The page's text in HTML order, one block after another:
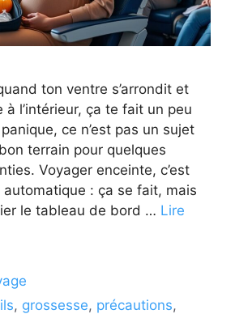
ton ventre s’arrondit et
l’intérieur, ça te fait un peu
ce n’est pas un sujet
terrain pour quelques
Voyager enceinte, c’est
: ça se fait, mais
le tableau de bord … Lire
, grossesse, précautions,